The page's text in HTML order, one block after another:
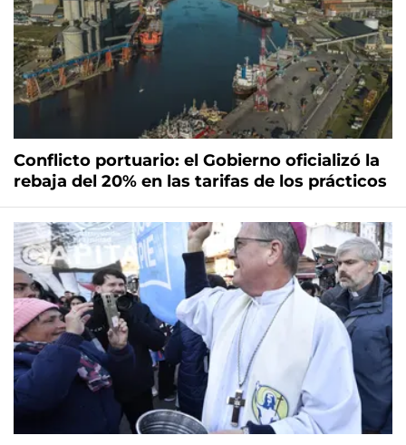
Conflicto portuario: el Gobierno oficializó la
rebaja del 20% en las tarifas de los prácticos